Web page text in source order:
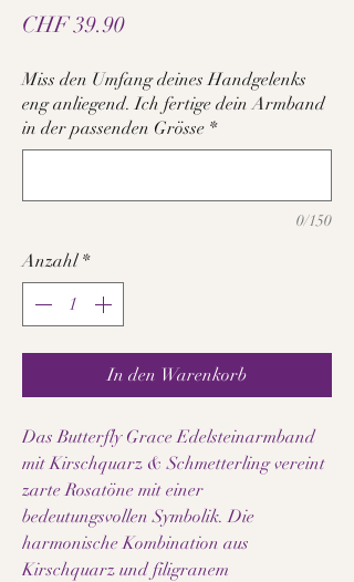
CHF 39.90Preis
Miss den Umfang deines Handgelenks
eng anliegend. Ich fertige dein Armband
in der passenden Grösse *
0/150
Anzahl *
In den Warenkorb
Das Butterfly Grace Edelsteinarmband
mit Kirschquarz & Schmetterling vereint
zarte Rosatöne mit einer
bedeutungsvollen Symbolik. Die
harmonische Kombination aus
Kirschquarz und filigranem